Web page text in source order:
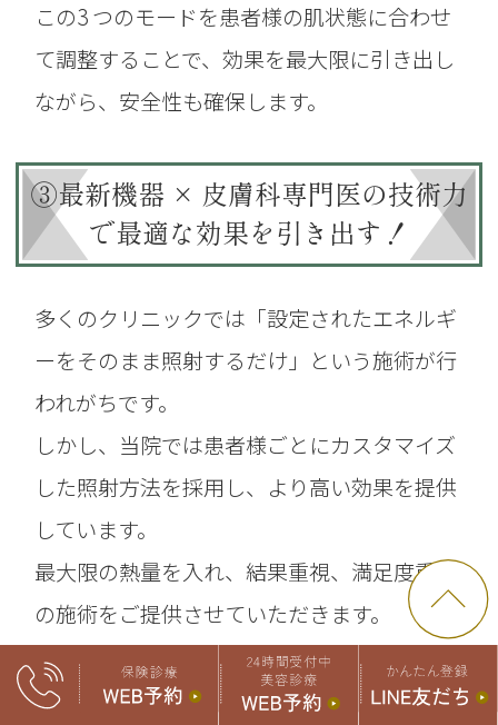
この3 つのモードを患者様の肌状態に合わせ
て調整することで、効果を最大限に引き出し
ながら、安全性も確保します。
③最新機器 × 皮膚科専門医の技術力
で最適な効果を引き出す！
多くのクリニックでは「設定されたエネルギ
ーをそのまま照射するだけ」という施術が行
われがちです。
しかし、当院では患者様ごとにカスタマイズ
した照射方法を採用し、より高い効果を提供
しています。
最大限の熱量を入れ、結果重視、満足度重視
の施術をご提供させていただきます。